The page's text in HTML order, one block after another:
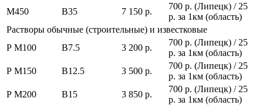
М450
В35 7 150 р.
700 р. (Липецк) / 25
р. за 1км (область)
Растворы обычные (строительные) и известковые
Р М100
В7.5 3 200 р.
700 р. (Липецк) / 25
р. за 1км (область)
Р М150
В12.5 3 500 р.
700 р. (Липецк) / 25
р. за 1км (область)
Р М200
В15 3 850 р.
700 р. (Липецк) / 25
р. за 1км (область)